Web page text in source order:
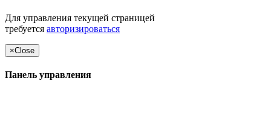
Для управления текущей страницей
требуется авторизироваться
×Close
Панель управления